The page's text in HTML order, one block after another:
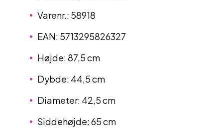
Varenr.: 58918
EAN: 5713295826327
Højde: 87,5 cm
Dybde: 44,5 cm
Diameter: 42,5 cm
Siddehøjde: 65 cm